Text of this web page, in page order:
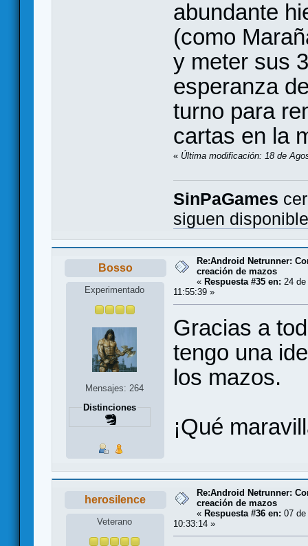
abundante
(como
y meter sus
esperanza
turno para
cartas en la
« Última modificación: 18 de
SinPaGames
siguen
Bosso
Experimentado
Mensajes: 264
Distinciones
Re:Android Netrunner:
creación de mazos
« Respuesta #35 en: 24
11:55:39 »
Gracias a
tengo una
los mazos.
¡Qué
herosilence
Veterano
Re:Android Netrunner:
creación de mazos
« Respuesta #36 en: 07
10:33:14 »